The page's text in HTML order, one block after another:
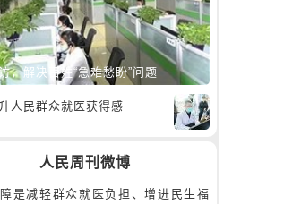
，解决百姓“急难愁盼”问题
人民群众就医获得感
人民周刊微博
是减轻群众就医负担、增进民生福